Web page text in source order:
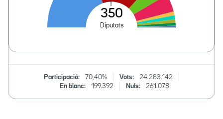
Participació: 70,40% Vots:
24.283.142
En blanc:
199.392 Nuls: 261.078